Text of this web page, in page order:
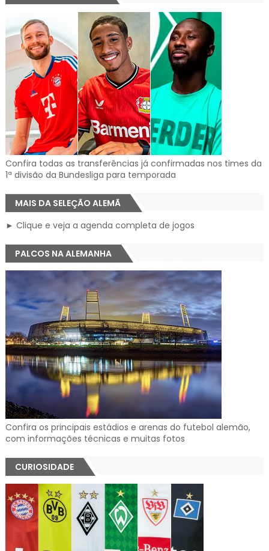
Confira todas as transferências já confirmadas nos times da
1ª divisão da Bundesliga para temporada
MAIS DA SELEÇÃO ALEMÃ
► Clique e veja a agenda completa de jogos
PALCOS NA ALEMANHA
Confira os principais estádios e arenas do futebol alemão,
com informações técnicas e muitas fotos
CURIOSIDADE